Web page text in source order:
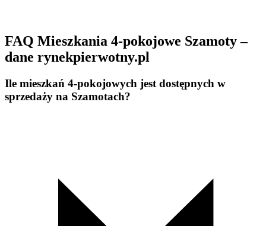
FAQ Mieszkania 4-pokojowe Szamoty –
dane rynekpierwotny.pl
Ile mieszkań 4-pokojowych jest dostępnych w
sprzedaży na Szamotach?